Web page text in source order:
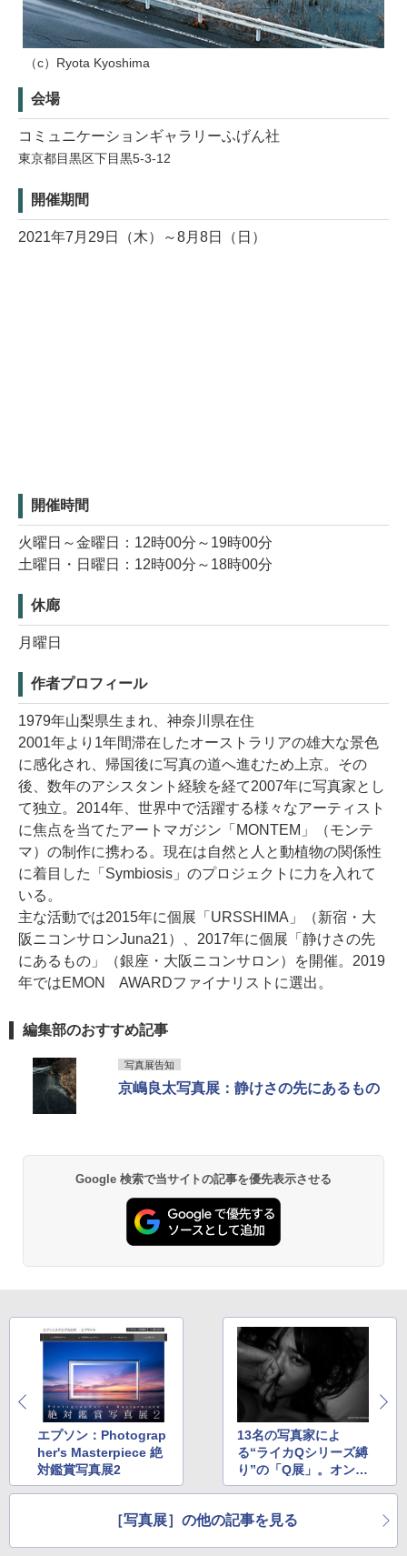
（c）Ryota Kyoshima
会場
コミュニケーションギャラリーふげん社
東京都目黒区下目黒5-3-12
開催期間
2021年7月29日（木）～8月8日（日）
開催時間
火曜日～金曜日：12時00分～19時00分
土曜日・日曜日：12時00分～18時00分
休廊
月曜日
作者プロフィール
1979年山梨県生まれ、神奈川県在住
2001年より1年間滞在したオーストラリアの雄大な景色
に感化され、帰国後に写真の道へ進むため上京。その
後、数年のアシスタント経験を経て2007年に写真家とし
て独立。2014年、世界中で活躍する様々なアーティスト
に焦点を当てたアートマガジン「MONTEM」（モンテ
マ）の制作に携わる。現在は自然と人と動植物の関係性
に着目した「Symbiosis」のプロジェクトに力を入れて
いる。
主な活動では2015年に個展「URSSHIMA」（新宿・大
阪ニコンサロンJuna21）、2017年に個展「静けさの先
にあるもの」（銀座・大阪ニコンサロン）を開催。2019
年ではEMON AWARDファイナリストに選出。
編集部のおすすめ記事
写真展告知
京嶋良太写真展：静けさの先にあるもの
Google 検索で当サイトの記事を優先表示させる
エプソン：Photograp
her's Masterpiece 絶
対鑑賞写真展2
13名の写真家によ
る“ライカQシリーズ縛
り”の「Q展」。オンラ
インとリアル会場で開
［写真展］の他の記事を見る